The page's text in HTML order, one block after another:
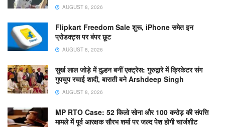
AUGUST 8, 2026
Flipkart Freedom Sale शुरू, iPhone समेत इन
प्रोडक्ट्स पर बंपर छूट
AUGUST 8, 2026
सुर्ख लाल जोड़े में दुल्हन बनीं एक्ट्रेस: गुरुद्वारे में क्रिकेटर संग
गुपचुप रचाई शादी, बाराती बने Arshdeep Singh
AUGUST 8, 2026
MP RTO Case: 52 किलो सोना और 100 करोड़ की संपत्ति
मामले में पूर्व आरक्षक सौरभ शर्मा पर जल्द पेश होगी चार्जशीट